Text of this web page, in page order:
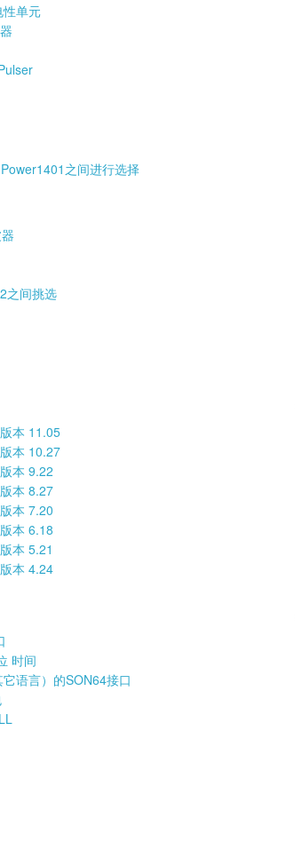
单元
之间进行选择
之间挑选
本 11.05
本 10.27
本 9.22
本 8.27
本 7.20
本 6.18
本 5.21
本 4.24
时间
语言）的SON64接口